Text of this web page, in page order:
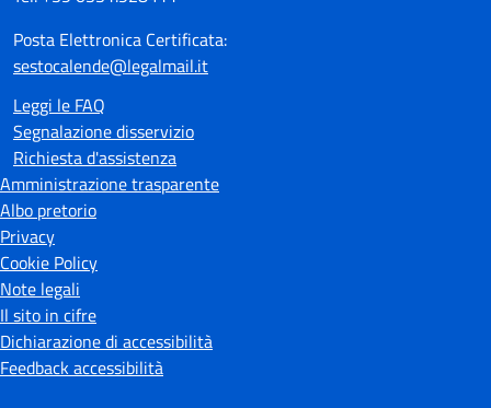
Posta Elettronica Certificata:
sestocalende@legalmail.it
Leggi le FAQ
Segnalazione disservizio
Richiesta d'assistenza
Amministrazione trasparente
Albo pretorio
Privacy
Cookie Policy
Note legali
Il sito in cifre
Dichiarazione di accessibilità
Feedback accessibilità